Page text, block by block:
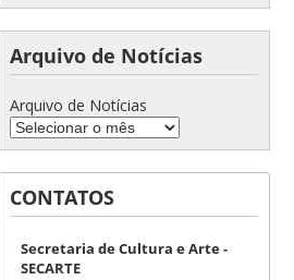
Arquivo de Notícias
Arquivo de Notícias
CONTATOS
Secretaria de Cultura e Arte -
SECARTE